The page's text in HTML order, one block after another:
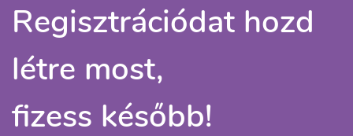
Regisztrációdat hozd
létre most,
fizess később!